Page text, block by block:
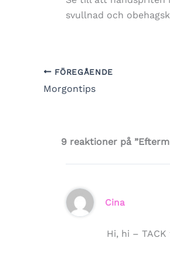
svullnad och
FÖREGÅENDE
Morgontips
9 reaktioner på
Cina
Hi, hi –